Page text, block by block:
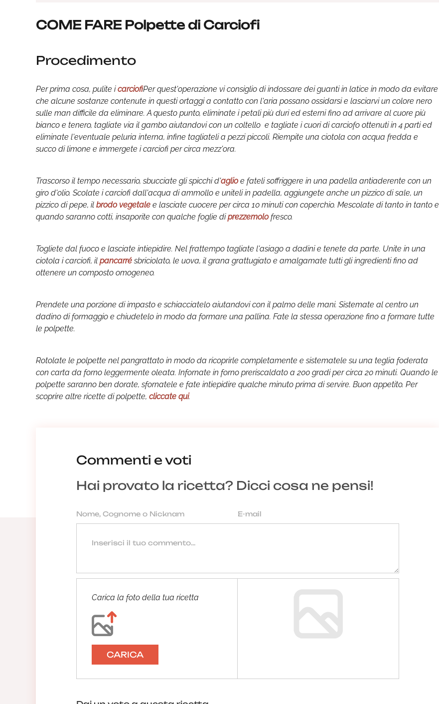
COME FARE Polpette di Carciofi
Procedimento
Per prima cosa, pulite icarciofiPer quest'operazione vi consiglio di indossare dei guanti in latice in modo da evitare
che alcune sostanze contenute in questi ortaggi a contatto con l'aria possano ossidarsi e lasciarvi un colore nero
sulle man difficile da eliminare. A questo punto, eliminate i petali più duri ed esterni fino ad arrivare al cuore più
bianco e tenero, tagliate via il gambo aiutandovi con un coltello e tagliate i cuori di carciofo ottenuti in 4 parti ed
eliminate l'eventuale peluria interna, infine tagliateli a pezzi piccoli. Riempite una ciotola con acqua fredda e
succo di limone e immergete i carciofi per circa mezz'ora.
Trascorso il tempo necessario, sbucciate gli spicchi d'aglioe fateli soffriggere in una padella antiaderente con un
giro d'olio. Scolate i carciofi dall'acqua di ammollo e uniteli in padella, aggiungete anche un pizzico di sale, un
pizzico di pepe, il brodo vegetale e lasciate cuocere per circa 10 minuti con coperchio. Mescolate di tanto in tanto e
quando saranno cotti, insaporite con qualche foglie diprezzemolofresco.
Togliete dal fuoco e lasciate intiepidire. Nel frattempo tagliate l'asiago a dadini e tenete da parte. Unite in una
ciotola i carciofi, il pancarrésbriciolato, le uova, il grana grattugiato e amalgamate tutti gli ingredienti fino ad
ottenere un composto omogeneo.
Prendete una porzione di impasto e schiacciatelo aiutandovi con il palmo delle mani. Sistemate al centro un
dadino di formaggio e chiudetelo in modo da formare una pallina. Fate la stessa operazione fino a formare tutte
le polpette.
Rotolate le polpette nel pangrattato in modo da ricoprirle completamente e sistematele su una teglia foderata
con carta da forno leggermente oleata. Infornate in forno preriscaldato a 200 gradi per circa 20 minuti. Quando le
polpette saranno ben dorate, sfornatele e fate intiepidire qualche minuto prima di servire. Buon appetito. Per
scoprire altre ricette di polpette, cliccate qui.
Commenti e voti
Hai provato la ricetta? Dicci cosa ne pensi!
Carica la foto della tua ricetta
CARICA